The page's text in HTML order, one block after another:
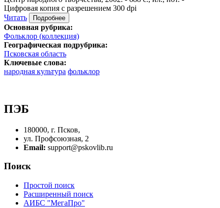
Цифровая копия с разрешением 300 dpi
Читать
Подробнее
Основная рубрика:
Фольклор (коллекция)
Географическая подрубрика:
Псковская область
Ключевые слова:
народная культура фольклор
ПЭБ
180000, г. Псков,
ул. Профсоюзная, 2
Email: support@pskovlib.ru
Поиск
Простой поиск
Расширенный поиск
АИБС "МегаПро"